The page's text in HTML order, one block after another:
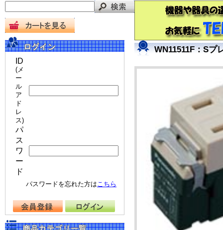
ID
(メ
ー
ル
ア
ド
レ
ス)
パ
ス
ワ
ー
ド
パスワードを忘れた方はこちら
WN11511F：S